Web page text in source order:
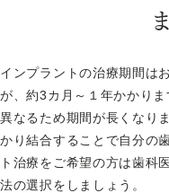
インプラントの治療期間は
が、約3カ月～１年かかり
異なるため期間が長くなり
かり結合することで自分の
ト治療をご希望の方は歯科
法の選択をしましょう。